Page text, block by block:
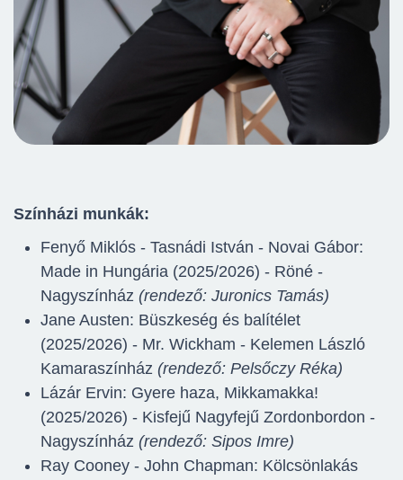
Színházi munkák:
Fenyő Miklós - Tasnádi István - Novai Gábor:
Made in Hungária (2025/2026) - Röné -
Nagyszínház (rendező: Juronics Tamás)
Jane Austen: Büszkeség és balítélet
(2025/2026) - Mr. Wickham - Kelemen László
Kamaraszínház (rendező: Pelsőczy Réka)
Lázár Ervin: Gyere haza, Mikkamakka!
(2025/2026) - Kisfejű Nagyfejű Zordonbordon -
Nagyszínház (rendező: Sipos Imre)
Ray Cooney - John Chapman: Kölcsönlakás